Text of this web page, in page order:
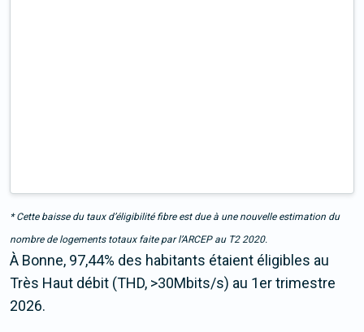
* Cette baisse du taux d’éligibilité fibre est due à une nouvelle estimation du
nombre de logements totaux faite par l’ARCEP au T2 2020.
À Bonne, 97,44% des habitants étaient éligibles au
Très Haut débit (THD, >30Mbits/s) au 1er trimestre
2026.